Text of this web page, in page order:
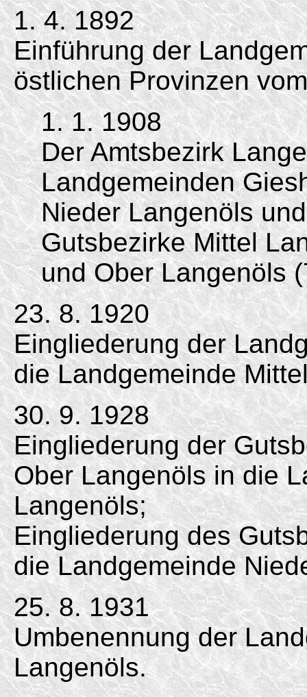
1. 4. 1892
Einführung der
östlichen Provinzen
1. 1. 1908
Der Amtsbezirk
Landgemeinden
Nieder Langenöls
Gutsbezirke Mittel
und Ober Langenöls
23. 8. 1920
Eingliederung der
die Landgemeinde
30. 9. 1928
Eingliederung der
Ober Langenöls in die
Langenöls;
Eingliederung des
die Landgemeinde
25. 8. 1931
Umbenennung der
Langenöls.